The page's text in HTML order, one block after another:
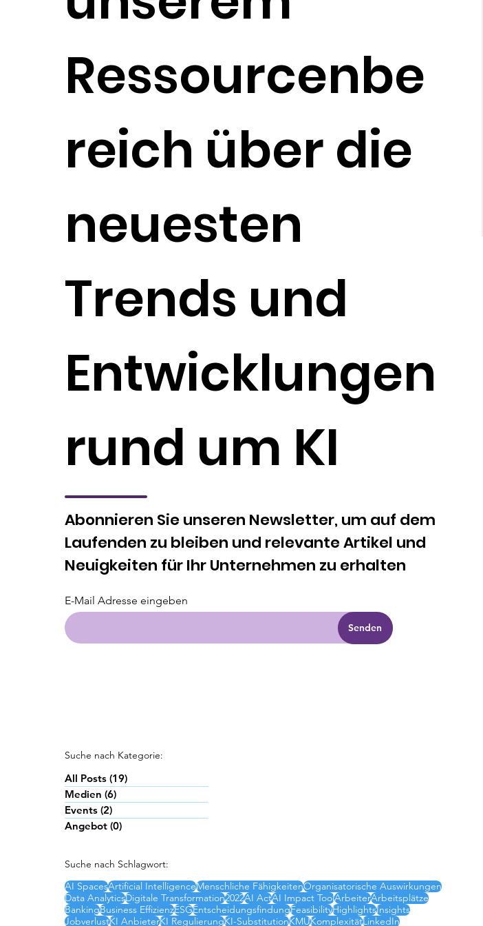
Ressourcenbe
reich über die
neuesten
Trends und
Entwicklungen
rund um KI
Abonnieren Sie unseren Newsletter, um auf dem
Laufenden zu bleiben und relevante Artikel und
Neuigkeiten für Ihr Unternehmen zu erhalten
E-Mail Adresse eingeben
Senden
All Posts (19)
Medien (6)
Events (2)
Angebot (0)
AI SpacesArtificial IntelligenceMenschliche FähigkeitenOrganisatorische Auswirkungen
Data AnalyticsDigitale Transformation2022AI ActAI Impact ToolArbeiterArbeitsplätze
BankingBusiness EffizienzESGEntscheidungsfindungFeasibilityHighlightsInsights
JobverlustKI AnbieterKI RegulierungKI-SubstitutionKMUKomplexitätLinkedIn
Suche nach Kategorie:
Suche nach Schlagwort: